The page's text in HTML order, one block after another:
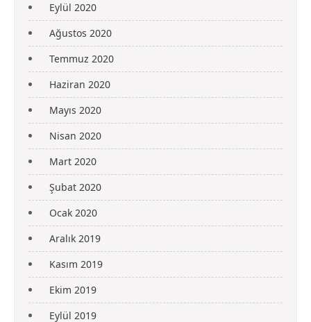
Eylül 2020
Ağustos 2020
Temmuz 2020
Haziran 2020
Mayıs 2020
Nisan 2020
Mart 2020
Şubat 2020
Ocak 2020
Aralık 2019
Kasım 2019
Ekim 2019
Eylül 2019